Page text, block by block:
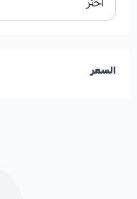
أهمية استبدال
ضعف أو انعدام صوت
السعر